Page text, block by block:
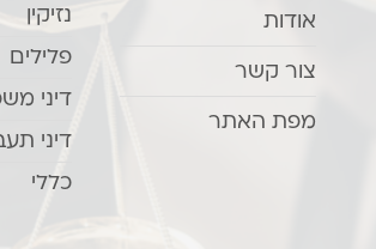
אודות
צור קשר
מפת האתר
נזיקין
פלילים
דיני
דיני
כללי